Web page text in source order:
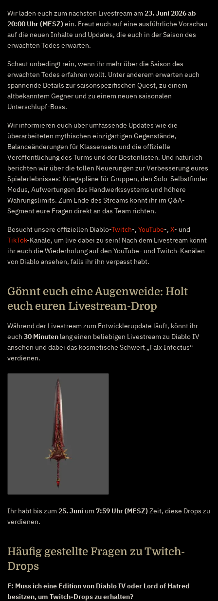
Wir laden euch zum nächsten Livestream am 23. Juni 2026 ab
20:00 Uhr (MESZ)ein. Freut euch auf eine ausführliche Vorschau
auf die neuen Inhalte und Updates, die euch in der Saison des
erwachten Todes erwarten.
Schaut unbedingt rein, wenn ihr mehr über die Saison des
erwachten Todes erfahren wollt. Unter anderem erwarten euch
spannende Details zur saisonspezifischen Quest, zu einem
altbekanntem Gegner und zu einem neuen saisonalen
Unterschlupf-Boss.
Wir informieren euch über umfassende Updates wie die
überarbeiteten mythischen einzigartigen Gegenstände,
Balanceänderungen für Klassensets und die offizielle
Veröffentlichung des Turms und der Bestenlisten. Und natürlich
berichten wir über die tollen Neuerungen zur Verbesserung eures
Spielerlebnisses: Kriegspläne für Gruppen, den Solo-Selbstfinder-
Modus, Aufwertungen des Handwerkssystems und höhere
Währungslimits. Zum Ende des Streams könnt ihr im Q&A-
Segment eure Fragen direkt an das Team richten.
Besucht unsere offiziellen Diablo-Twitch-, YouTube-, X- und
TikTok-Kanäle, um live dabei zu sein! Nach dem Livestream könnt
ihr euch die Wiederholung auf den YouTube- und Twitch-Kanälen
von Diablo ansehen, falls ihr ihn verpasst habt.
Gönnt euch eine Augenweide: Holt
euch euren Livestream-Drop
Während der Livestream zum Entwicklerupdate läuft, könnt ihr
euch 30 Minuten lang einen beliebigen Livestream zu Diablo IV
ansehen und dabei das kosmetische Schwert „Falx Infectus“
verdienen.
Ihr habt bis zum 25. Juni um 7:59 Uhr (MESZ)Zeit, diese Drops zu
verdienen.
Häufig gestellte Fragen zu Twitch-
Drops
F: Muss ich eine Edition von Diablo IV oder Lord of Hatred
besitzen, um Twitch-Drops zu erhalten?